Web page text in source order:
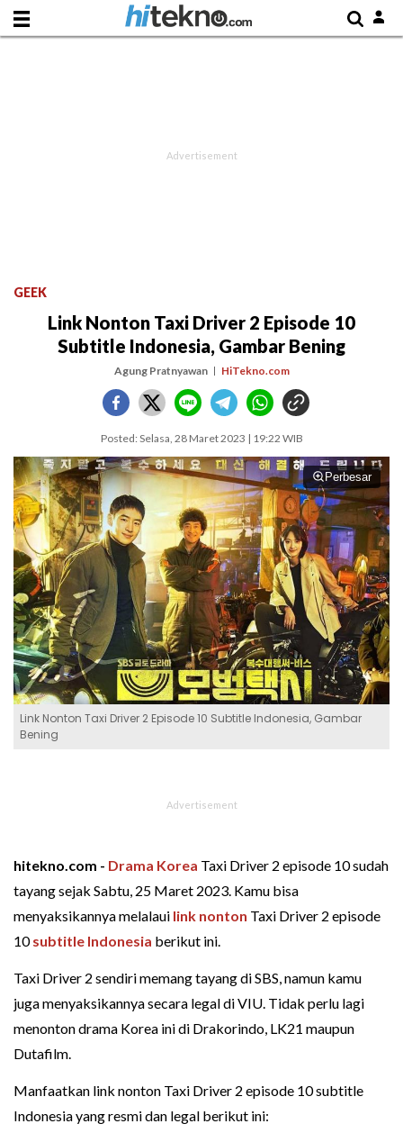
GEEK
Link Nonton Taxi Driver 2 Episode 10
Subtitle Indonesia, Gambar Bening
Agung Pratnyawan HiTekno.com
Posted: Selasa, 28 Maret 2023 | 19:22 WIB
Perbesar
Link Nonton Taxi Driver 2 Episode 10 Subtitle Indonesia, Gambar
Bening
hitekno.com - Drama Korea Taxi Driver 2 episode 10 sudah
tayang sejak Sabtu, 25 Maret 2023. Kamu bisa
menyaksikannya melalaui link nonton Taxi Driver 2 episode
10subtitle Indonesia berikut ini.
Taxi Driver 2 sendiri memang tayang di SBS, namun kamu
juga menyaksikannya secara legal di VIU. Tidak perlu lagi
menonton drama Korea ini di Drakorindo, LK21 maupun
Dutafilm.
Manfaatkan link nonton Taxi Driver 2 episode 10 subtitle
Indonesia yang resmi dan legal berikut ini: